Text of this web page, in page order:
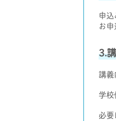
申
お申
3.
講
学
必